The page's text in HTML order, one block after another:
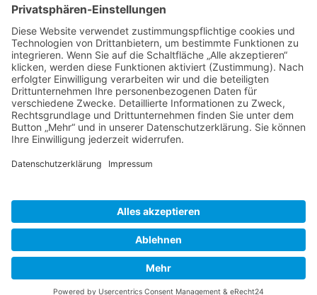
Cookie-Einstellungen
Leistungen
Novo-Net ASP
DATEV & DATEV-Schulungen
Mandantenportal
IT-Lösungen
NFON Cloud-Telefonie
Schulungen
Seminare
Event Präsenzveranstaltung
Webinare / E-Learning
Kundenbereich
DATEV-News
Fernwartung
Kundenlogin
Partner
Karriere
Ihr Browser ist veraltet
Aktualisieren sie bitte ihren Browser um diese Webseite ohne Probleme
Your browser is outdated